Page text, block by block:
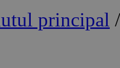
principal